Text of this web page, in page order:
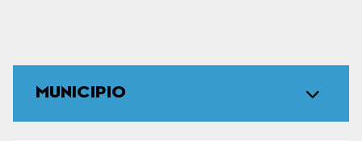
MUNICIPIO